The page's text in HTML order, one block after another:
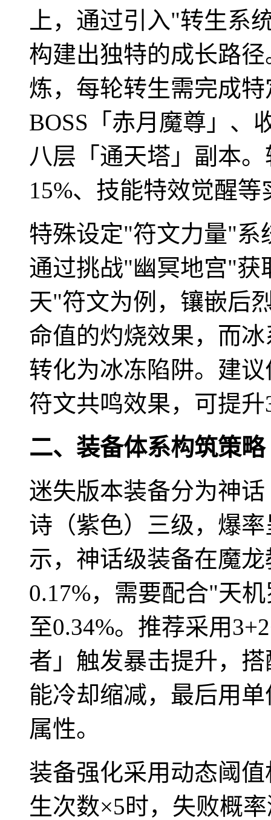
上，通过引入"转生系
构建出独特的成长路
炼，每轮转生需完成
BOSS「赤月魔尊」、
八层「通天塔」副本
15%、技能特效觉醒等
特殊设定"符文力量"系
通过挑战"幽冥地宫"获
天"符文为例，镶嵌后
命值的灼烧效果，而
转化为冰冻陷阱。建
符文共鸣效果，可提
二、装备体系构筑策略
迷失版本装备分为神
诗（紫色）三级，爆
示，神话级装备在魔
0.17%，需要配合"天
至0.34%。推荐采用
者」触发暴击提升，
能冷却缩减，最后用
属性。
装备强化采用动态阈
生次数×5时，失败概